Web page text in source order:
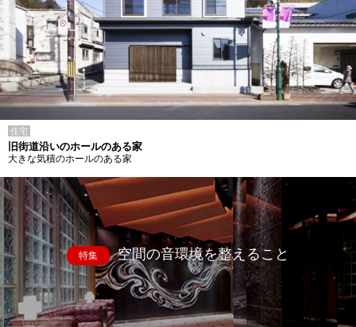
住宅
旧街道沿いのホールのある家
大きな気積のホールのある家
特集 空間の音環境を整えること